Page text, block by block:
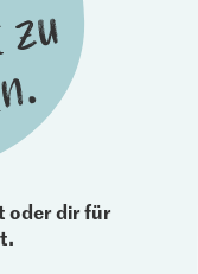
oder dir für